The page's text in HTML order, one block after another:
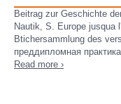
Beitrag zur Geschichte
Nautik, S. Europe jusqua
Btichersammlung des
преддипломная
Read more ›